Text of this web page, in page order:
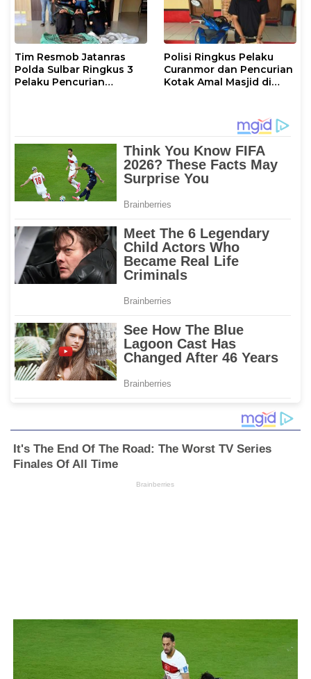
Tim Resmob Jatanras
Polda Sulbar Ringkus 3
Pelaku Pencurian
Polisi Ringkus Pelaku
Curanmor dan Pencurian
Kotak Amal Masjid di